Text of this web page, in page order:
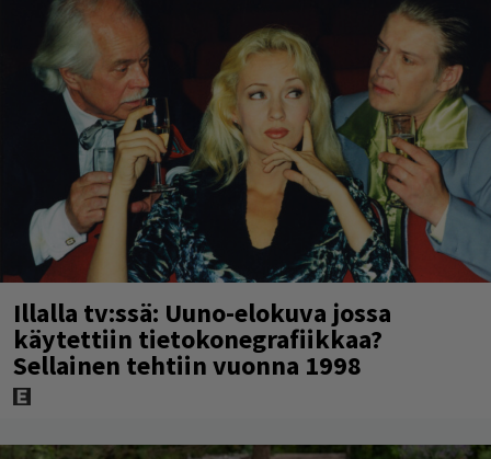
Illalla tv:ssä: Uuno-elokuva jossa
käytettiin tietokonegrafiikkaa?
Sellainen tehtiin vuonna 1998